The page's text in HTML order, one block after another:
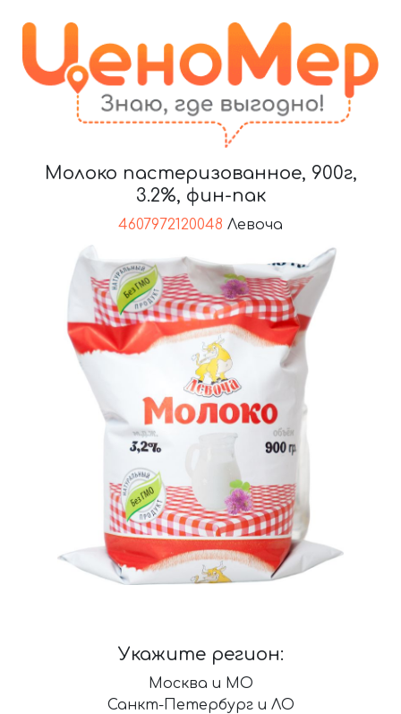
Молоко пастеризованное, 900г,
3.2%, фин-пак
4607972120048 Левоча
Укажите регион:
Москва и МО
Санкт-Петербург и ЛО